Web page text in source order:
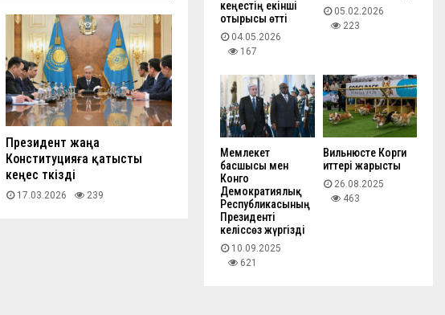
Президент жаңа
Конституцияға қатысты
кеңес өткізді
17.03.2026 239
кеңестің екінші
отырысы өтті
04.05.2026
167
05.02.2026
223
Мемлекет
басшысы мен
Конго
Демократиялық
Республикасының
Президенті
келіссөз жүргізді
10.09.2025
621
Вильнюсте Корги
иттері жарысты
26.08.2025
463